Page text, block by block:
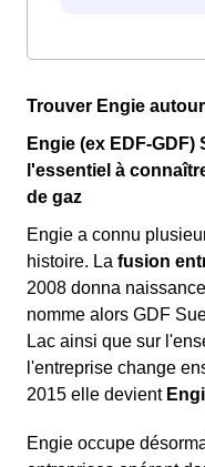
Trouver Engie
Engie (ex EDF-GDF)
l'essentiel à
de gaz
Engie a connu
histoire. La fusion
2008 donna
nomme alors GDF
Lac ainsi que sur
l'entreprise change
2015 elle devient
Engie occupe